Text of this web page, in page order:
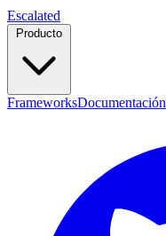
Escalated
FrameworksDocumentación